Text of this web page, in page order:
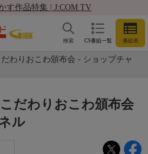
す作品特集 | J:COM TV
CS番組一覧 番組表
検索
わりおこわ頒布会 - ショップチャ
だわりおこわ頒布会
ル